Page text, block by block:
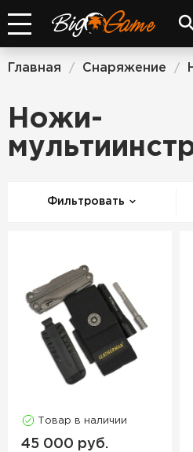
Главная / Снаряжение /
Ножи-
Фильтровать
Товар в наличии
45 000 руб.